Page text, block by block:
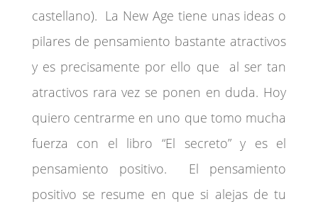
castellano). La New Age tiene unas ideas o
pilares de pensamiento bastante atractivos
y es precisamente por ello que al ser tan
atractivos rara vez se ponen en duda. Hoy
quiero centrarme en uno que tomo mucha
fuerza con el libro “El secreto” y es el
pensamiento positivo. El pensamiento
positivo se resume en que si alejas de tu